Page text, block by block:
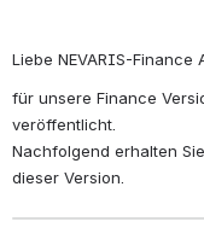
Liebe NEVARIS-Finance
für unsere Finance
veröffentlicht.
Nachfolgend erhalten
dieser Version.